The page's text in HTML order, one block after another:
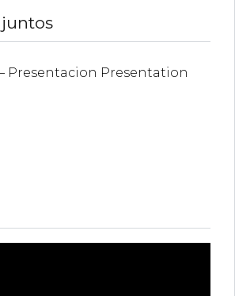
Presentacion Presentation